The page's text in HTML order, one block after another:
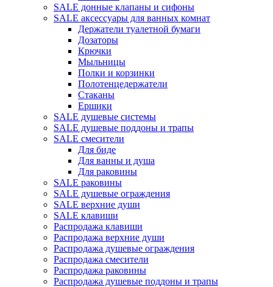
SALE донные клапаны и сифоны
SALE аксессуары для ванных комнат
Держатели туалетной бумаги
Дозаторы
Крючки
Мыльницы
Полки и корзинки
Полотенцедержатели
Стаканы
Ершики
SALE душевые системы
SALE душевые поддоны и трапы
SALE смесители
Для биде
Для ванны и душа
Для раковины
SALE раковины
SALE душевые ограждения
SALE верхние души
SALE клавиши
Распродажа клавиши
Распродажа верхние души
Распродажа душевые ограждения
Распродажа смесители
Распродажа раковины
Распродажа душевые поддоны и трапы